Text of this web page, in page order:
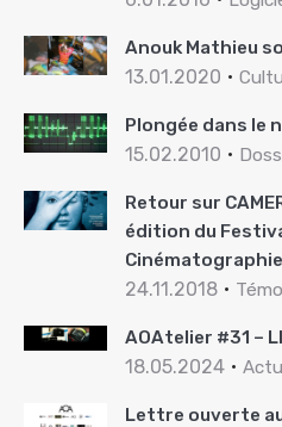
Anouk Mathieu
13.01.2020
Plongée dans le
15.02.2010
Retour sur
édition du
Cinématographie
24.11.2018
AOAtelier #31 –
18.05.2024
Lettre ouverte